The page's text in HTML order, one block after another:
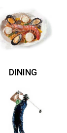
DINING